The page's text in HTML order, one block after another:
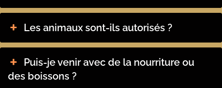
Les animaux sont-ils autorisés ?
Puis-je venir avec de la nourriture ou
des boissons ?